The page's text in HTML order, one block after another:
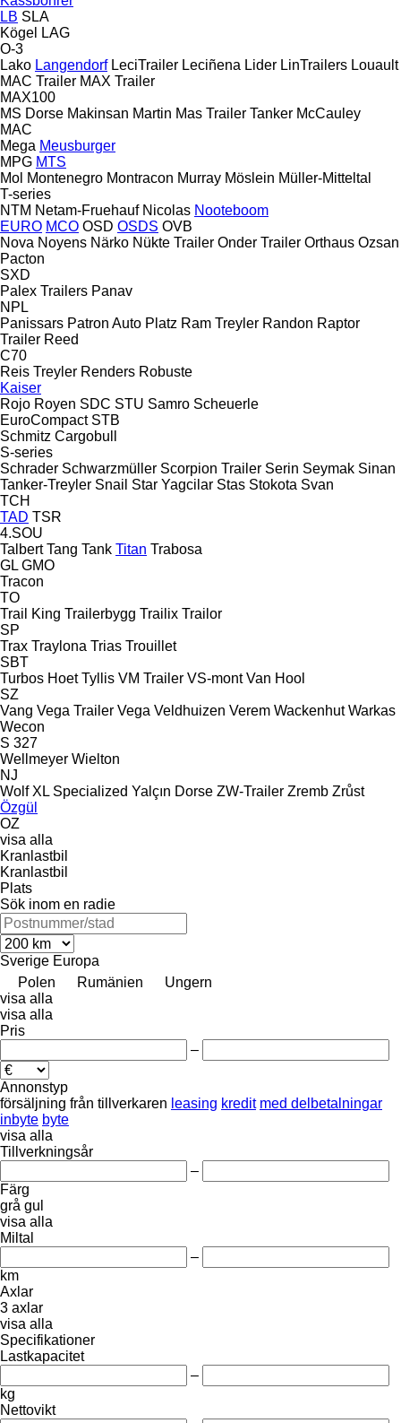
LB SLA
Kögel
LAG
O-3
Lako Langendorf LeciTrailer Leciñena Lider LinTrailers Louault
MAC Trailer MAX Trailer
MAX100
MS Dorse Makinsan Martin Mas Trailer Tanker McCauley
MAC
Mega Meusburger
MPG MTS
Mol Montenegro Montracon Murray Möslein Müller-Mitteltal
T-series
NTM Netam-Fruehauf Nicolas Nooteboom
EURO MCO OSD OSDS OVB
Nova Noyens Närko Nükte Trailer Onder Trailer Orthaus Ozsan
Pacton
SXD
Palex Trailers Panav
NPL
Panissars Patron Auto Platz Ram Treyler Randon Raptor
Trailer Reed
C70
Reis Treyler Renders Robuste
Kaiser
Rojo Royen SDC STU Samro Scheuerle
EuroCompact STB
Schmitz Cargobull
S-series
Schrader Schwarzmüller Scorpion Trailer Serin Seymak Sinan
Tanker-Treyler Snail Star Yagcilar Stas Stokota Svan
TCH
TAD TSR
4.SOU
Talbert Tang Tank Titan Trabosa
GL GMO
Tracon
TO
Trail King Trailerbygg Trailix Trailor
SP
Trax Traylona Trias Trouillet
SBT
Turbos Hoet Tyllis VM Trailer VS-mont Van Hool
SZ
Vang Vega Trailer Vega Veldhuizen Verem Wackenhut Warkas
Wecon
S 327
Wellmeyer Wielton
NJ
Wolf XL Specialized Yalçın Dorse ZW-Trailer Zremb Zrůst
Özgül
OZ
visa alla
Kranlastbil
Kranlastbil
Plats
Sök inom en radie
Sverige Europa
Polen
Rumänien
Ungern
visa alla
visa alla
Pris
–
Annonstyp
försäljning från tillverkaren leasing kredit med delbetalningar
inbyte byte
visa alla
Tillverkningsår
–
Färg
grå gul
visa alla
Miltal
–
km
Axlar
3 axlar
visa alla
Specifikationer
Lastkapacitet
–
kg
Nettovikt